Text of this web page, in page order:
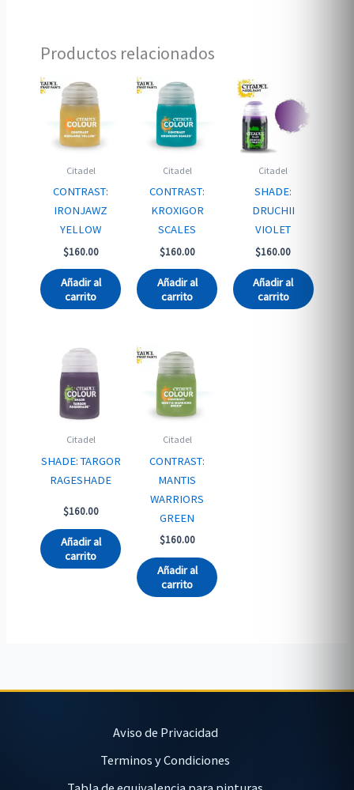
Productos relacionados
Citadel
CONTRAST:
IRONJAWZ
YELLOW
$160.00
Añadir al
carrito
Citadel
CONTRAST:
KROXIGOR
SCALES
$160.00
Añadir al
carrito
Citadel
SHADE:
DRUCHII
VIOLET
$160.00
Añadir al
carrito
Citadel
SHADE: TARGOR
RAGESHADE
$160.00
Añadir al
carrito
Citadel
CONTRAST:
MANTIS
WARRIORS
GREEN
$160.00
Añadir al
carrito
Aviso de Privacidad
Terminos y Condiciones